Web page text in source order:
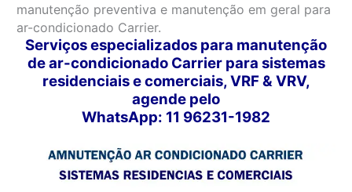
manutenção preventiva e manutenção em geral para
ar-condicionado Carrier.
Serviços especializados para manutenção
de ar-condicionado Carrier para sistemas
residenciais e comerciais, VRF & VRV,
agende pelo
WhatsApp: 11 96231-1982